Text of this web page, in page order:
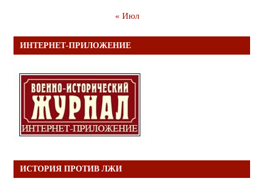
« Июл
ИНТЕРНЕТ-ПРИЛОЖЕНИЕ
ИСТОРИЯ ПРОТИВ ЛЖИ